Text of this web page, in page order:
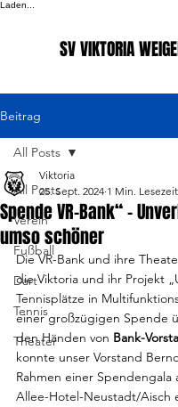
Laden...
SV VIKTORIA
Beitrag
All Posts
Verein
Fußball
Dart
Tennis
Theater
All Posts
Spende VR-Bank“ –
umso schöner
Viktoria
25. Sept. 2024 1 Min. Lesezeit
Die VR-Bank und ihre
die Viktoria und ihr Projekt
Tennisplätze in
einer großzügigen Spende
den Händen von Bank-
konnte unser Vorstand
Rahmen einer Spendengala
Allee-Hotel-Neustadt/Aisch